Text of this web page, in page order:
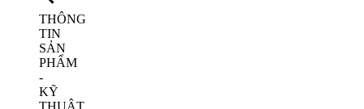
THÔNG
TIN
SẢN
PHẨM
-
KỸ
THUẬT